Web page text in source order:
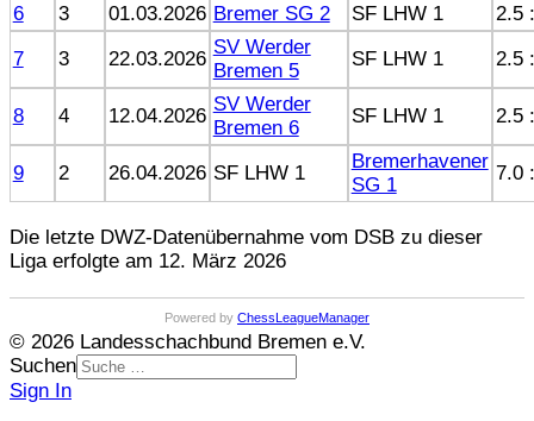
6
3 01.03.2026 Bremer SG 2 SF LHW 1
2.5
7
3 22.03.2026
SV Werder
Bremen 5
SF LHW 1 2.5
8 4 12.04.2026
SV Werder
Bremen 6
SF LHW 1 2.5
9 2 26.04.2026 SF LHW 1
Bremerhavener
SG 1
7.0
Die letzte DWZ-Datenübernahme vom DSB zu dieser
Liga erfolgte am 12. März 2026
Powered by ChessLeagueManager
© 2026 Landesschachbund Bremen e.V.
Suchen
Sign In